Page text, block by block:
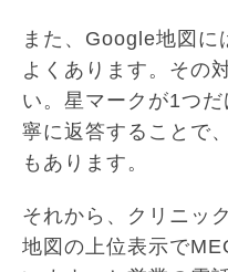
また、Google地図に
よくあります。その
い。星マークが1つ
寧に返答することで
もあります。
それから、クリニッ
地図の上位表示で